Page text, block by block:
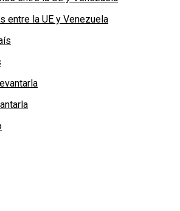
entre la UE y Venezuela